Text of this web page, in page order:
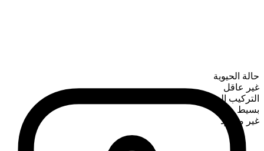
حالة الحيوية
غير عاقل
التركيب الصرفي
بسيط
غير معدود